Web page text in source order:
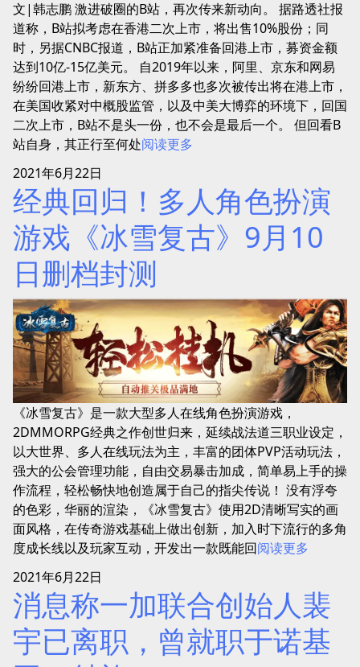
文|韩志鹏 激进破圈的B站，再次传来新动向。 据路透社报
道称，B站拟考虑在香港二次上市，将出售10%股份；同
时，另据CNBC报道，B站正加紧准备回港上市，募资金额
达到10亿-15亿美元。 自2019年以来，阿里、京东和网易
纷纷回港上市，新东方、拼多多也多次被传出将在港上市，
在美国收紧对中概股监管，以及中美大博弈的环境下，回国
二次上市，B站不是头一份，也不会是最后一个。 但回看B
站自身，其正行至何处阅读更多
2021年6月22日
经典回归！多人角色扮演
游戏《冰雪复古》9月10
日删档封测
《冰雪复古》是一款大型多人在线角色扮演游戏，
2DMMORPG经典之作创世归来，延续战法道三职业设定，
以大世界、多人在线玩法为主，丰富的团体PVP活动玩法，
强大的公会管理功能，自由交易暴击加成，简单易上手的操
作流程，轻松畅快地创造属于自己的指尖传说！ 没有浮夸
的色彩，华丽的渲染，《冰雪复古》使用2D清晰写实的画
面风格，在传奇游戏基础上做出创新，加入时下流行的多角
度成长线以及玩家互动，开发出一款既能回阅读更多
2021年6月22日
消息称一加联合创始人裴
宇已离职，曾就职于诺基